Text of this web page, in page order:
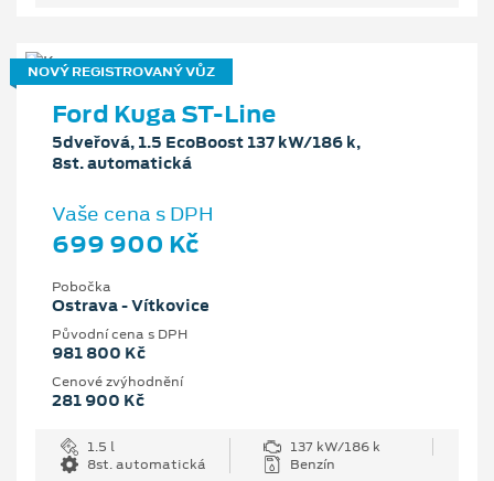
NOVÝ REGISTROVANÝ VŮZ
Ford Kuga ST-Line
5dveřová, 1.5 EcoBoost 137 kW/186 k,
8st. automatická
Vaše cena s DPH
699 900 Kč
Pobočka
Ostrava - Vítkovice
Původní cena s DPH
981 800 Kč
Cenové zvýhodnění
281 900 Kč
1.5 l
137 kW/186 k
8st. automatická
Benzín